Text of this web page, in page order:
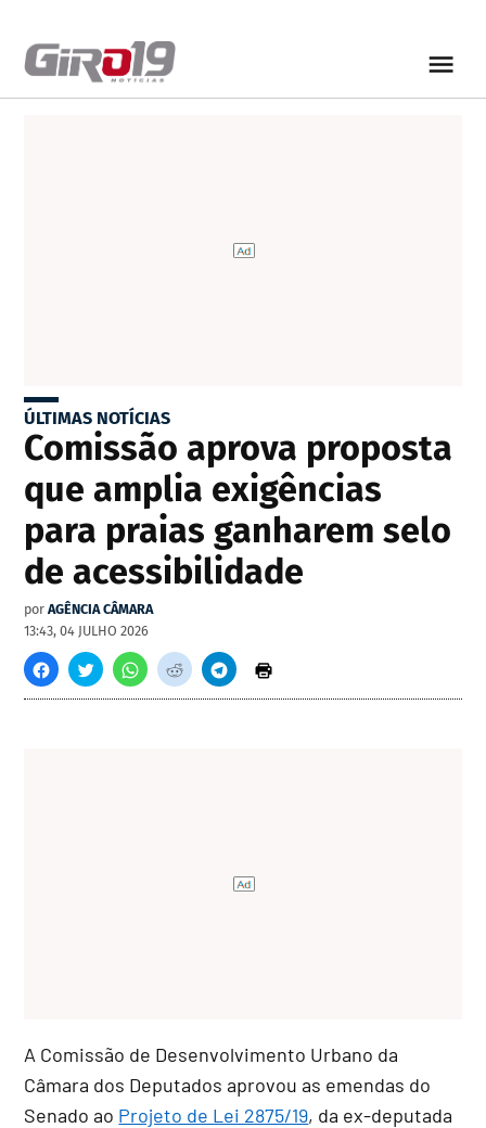
ÚLTIMAS NOTÍCIAS
Comissão aprova proposta
que amplia exigências
para praias ganharem selo
de acessibilidade
por AGÊNCIA CÂMARA
13:43, 04 JULHO 2026
A Comissão de Desenvolvimento Urbano da
Câmara dos Deputados aprovou as emendas do
Senado ao Projeto de Lei 2875/19, da ex-deputada